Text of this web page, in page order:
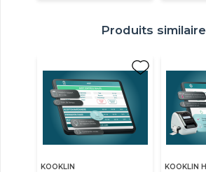
Produits
KOOKLIN KOOKLIN